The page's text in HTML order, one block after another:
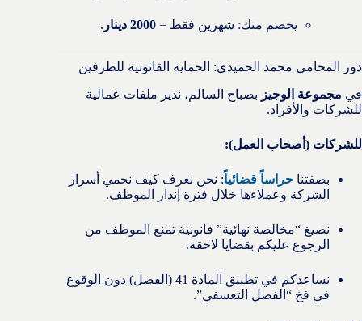
يخصم منك: شهرين فقط = 2000 دينار .
دور المحامي محمد الحميدي: الحماية القانونية للطرفين
في مجموعة الوجيز بصباح السالم، ندير ملفات عمالية
للشركات والأفراد.
للشركات (أصحاب العمل):
بصفتنا حراساً قضائياً: نحن نعرف كيف نحمي أسرار
الشركة وعملاءها خلال فترة إنذار الموظف.
نصيغ “مخالصة نهائية” قانونية تمنع الموظف من
الرجوع عليكم بقضايا لاحقة.
نساعدكم في تطبيق المادة 41 (الفصل) دون الوقوع
في فخ “الفصل التعسفي”.